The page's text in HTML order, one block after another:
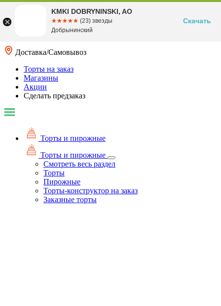
Доставка/Самовывоз
Торты на заказ
Магазины
Акции
Сделать предзаказ
Торты и пирожные
Торты и пирожные
Смотреть весь раздел
Торты
Пирожные
Торты-конструктор на заказ
Заказные торты
KMKI DOBRYNINSKI, AO
☆☆☆☆☆
★★★★★ (23) звезды
Добрынинский
Скачать